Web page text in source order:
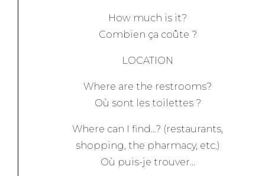
How much is it?
Combien ça coûte ?
LOCATION
Where are the restrooms?
Où sont les toilettes ?
Where can I find…? (restaurants,
shopping, the pharmacy, etc.)
Où puis-je trouver…